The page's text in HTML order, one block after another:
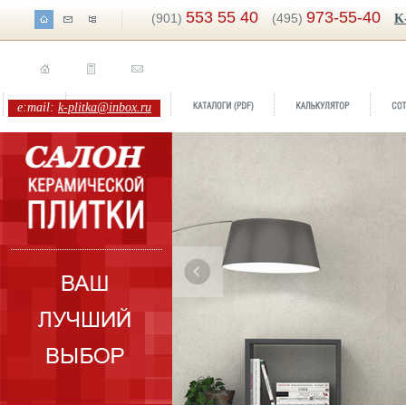
(901) 553 55 40 (495) 973-55-40
e:mail: k-plitka@inbox.ru
AVENUE